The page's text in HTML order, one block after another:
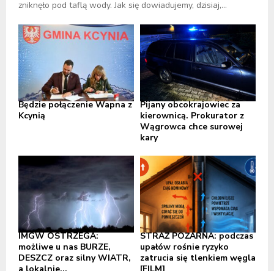
zniknęło pod taflą wody. Jak się dowiadujemy, dzisiaj,...
Będzie połączenie Wapna z
Kcynią
Pijany obcokrajowiec za
kierownicą. Prokurator z
Wągrowca chce surowej
kary
IMGW OSTRZEGA:
możliwe u nas BURZE,
DESZCZ oraz silny WIATR,
STRAŻ POŻARNA: podczas
upałów rośnie ryzyko
zatrucia się tlenkiem węgla